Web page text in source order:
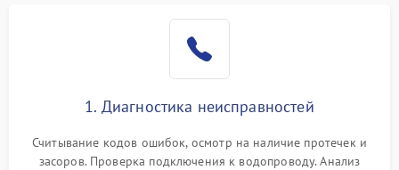
1. Диагностика неисправностей
Считывание кодов ошибок, осмотр на наличие протечек и
засоров. Проверка подключения к водопроводу. Анализ